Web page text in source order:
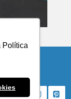
Política